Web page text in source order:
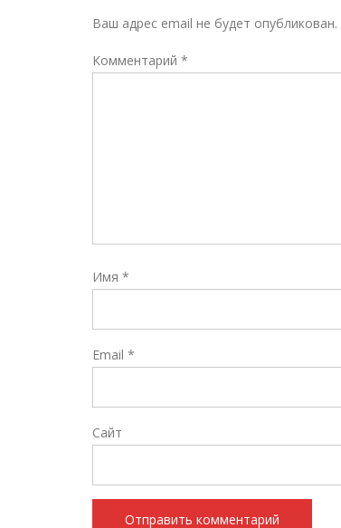
Ваш адрес email не будет опубликован.
Комментарий *
Имя *
Email *
Сайт